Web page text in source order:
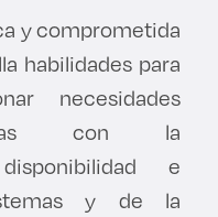
y comprometida
habilidades para
necesidades
con la
e
y de la